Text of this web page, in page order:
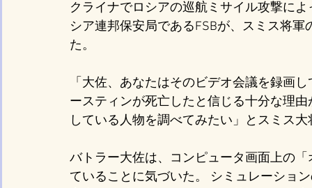
クライナでロシアの巡航ミサイル攻撃に
シア連邦保安局であるFSBが、スミス将
た。
「大佐、あなたはそのビデオ会議を録画
ースティンが死亡したと信じる十分な理
している人物を調べてみたい」とスミス
バトラー大佐は、コンピュータ画面上の
ていることに気づいた。 シミュレーショ